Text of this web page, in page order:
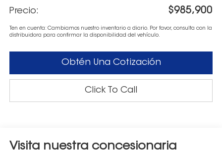
Precio: $985,900
Ten en cuenta: Cambiamos nuestro inventario a diario. Por favor, consulta con la
distribuidora para confirmar la disponibilidad del vehículo.
Obtén Una Cotización
Click To Call
Visita nuestra concesionaria